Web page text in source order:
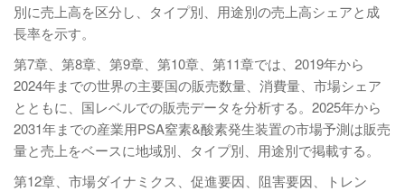
別に売上高を区分し、タイプ別、用途別の売上高シェアと成
長率を示す。
第7章、第8章、第9章、第10章、第11章では、2019年から
2024年までの世界の主要国の販売数量、消費量、市場シェア
とともに、国レベルでの販売データを分析する。2025年から
2031年までの産業用PSA窒素&酸素発生装置の市場予測は販売
量と売上をベースに地域別、タイプ別、用途別で掲載する。
第12章、市場ダイナミクス、促進要因、阻害要因、トレン